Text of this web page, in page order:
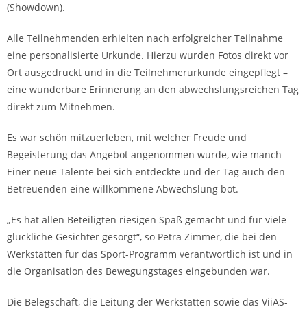
(Showdown).
Alle Teilnehmenden erhielten nach erfolgreicher Teilnahme
eine personalisierte Urkunde. Hierzu wurden Fotos direkt vor
Ort ausgedruckt und in die Teilnehmerurkunde eingepflegt –
eine wunderbare Erinnerung an den abwechslungsreichen Tag
direkt zum Mitnehmen.
Es war schön mitzuerleben, mit welcher Freude und
Begeisterung das Angebot angenommen wurde, wie manch
Einer neue Talente bei sich entdeckte und der Tag auch den
Betreuenden eine willkommene Abwechslung bot.
„Es hat allen Beteiligten riesigen Spaß gemacht und für viele
glückliche Gesichter gesorgt“, so Petra Zimmer, die bei den
Werkstätten für das Sport-Programm verantwortlich ist und in
die Organisation des Bewegungstages eingebunden war.
Die Belegschaft, die Leitung der Werkstätten sowie das ViiAS-